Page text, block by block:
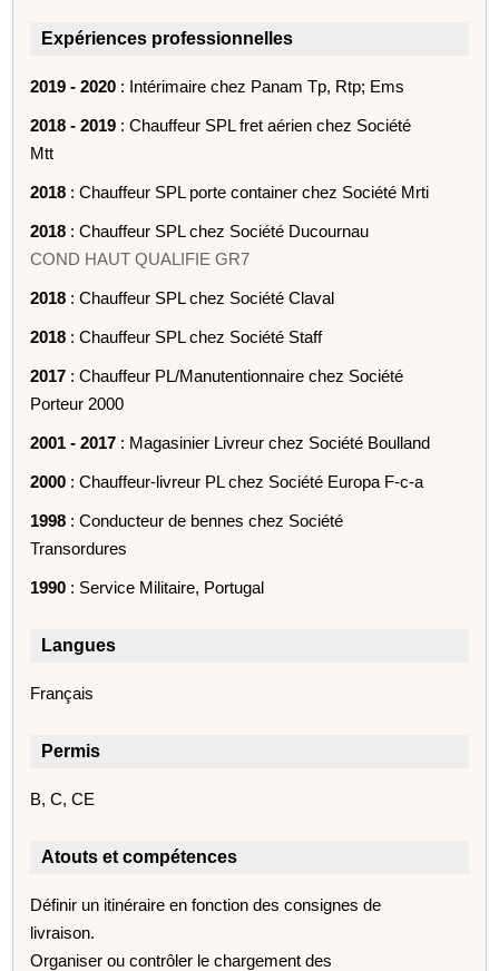
Expériences professionnelles
2019 - 2020 : Intérimaire chez Panam Tp, Rtp; Ems
2018 - 2019 : Chauffeur SPL fret aérien chez Société
Mtt
2018 : Chauffeur SPL porte container chez Société Mrti
2018 : Chauffeur SPL chez Société Ducournau
COND HAUT QUALIFIE GR7
2018 : Chauffeur SPL chez Société Claval
2018 : Chauffeur SPL chez Société Staff
2017 : Chauffeur PL/Manutentionnaire chez Société
Porteur 2000
2001 - 2017 : Magasinier Livreur chez Société Boulland
2000 : Chauffeur-livreur PL chez Société Europa F-c-a
1998 : Conducteur de bennes chez Société
Transordures
1990 : Service Militaire, Portugal
Langues
Français
Permis
B, C, CE
Atouts et compétences
Définir un itinéraire en fonction des consignes de
livraison.
Organiser ou contrôler le chargement des